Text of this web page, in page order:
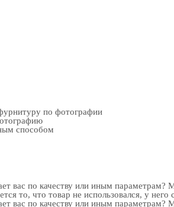
по фотографии
способом
вас по качеству или иным
то, что товар не использовался, у
вас по качеству или иным